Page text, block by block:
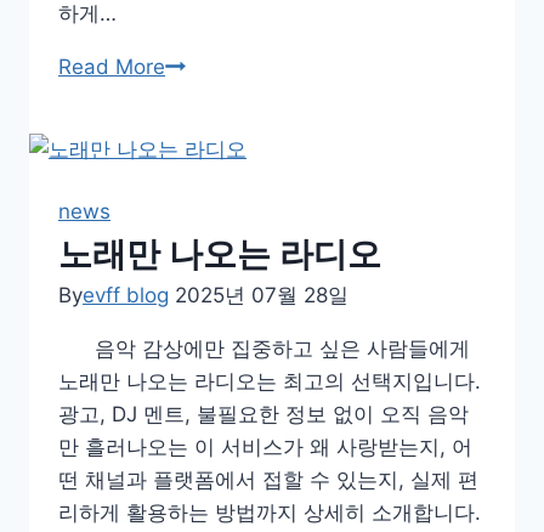
하게…
Read More한
역
메
라
진
인
식
어
플
추
news
노래만 나오는 라디오
Byevff blog 2025년 07월 28일
음악 감상에만 집중하고 싶은 사람들에게
노래만 나오는 라디오는 최고의 선택지입니다.
광고, DJ 멘트, 불필요한 정보 없이 오직 음악
만 흘러나오는 이 서비스가 왜 사랑받는지, 어
떤 채널과 플랫폼에서 접할 수 있는지, 실제 편
리하게 활용하는 방법까지 상세히 소개합니다.